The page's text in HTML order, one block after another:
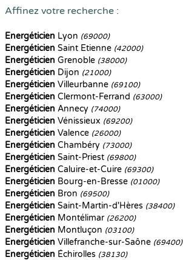
Affinez votre recherche :
Energéticien Lyon (69000)
Energéticien Saint Etienne (42000)
Energéticien Grenoble (38000)
Energéticien Dijon (21000)
Energéticien Villeurbanne (69100)
Energéticien Clermont-Ferrand (63000)
Energéticien Annecy (74000)
Energéticien Vénissieux (69200)
Energéticien Valence (26000)
Energéticien Chambéry (73000)
Energéticien Saint-Priest (69800)
Energéticien Caluire-et-Cuire (69300)
Energéticien Bourg-en-Bresse (01000)
Energéticien Bron (69500)
Energéticien Saint-Martin-d'Hères (38400)
Energéticien Montélimar (26200)
Energéticien Montluçon (03100)
Energéticien Villefranche-sur-Saône (69400)
Energéticien Échirolles (38130)